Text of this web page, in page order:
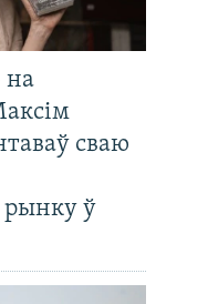
на
сваю
рынку ў